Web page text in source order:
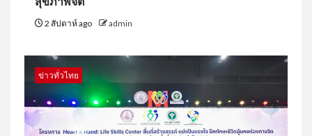
2 สัปดาห์ ago admin
ข่าวทั่วไทย